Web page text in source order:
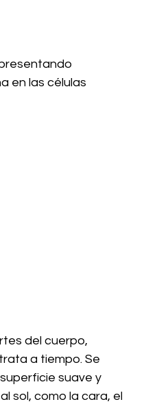
en las células
del cuerpo,
a tiempo. Se
suave y
sol, como la cara, el